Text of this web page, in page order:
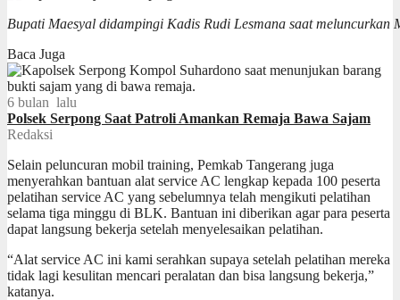
Bupati Maesyal didampingi Kadis Rudi Lesmana saat meluncurkan
Baca Juga
6 bulan lalu
Polsek Serpong Saat Patroli Amankan Remaja Bawa Sajam
Redaksi
Selain peluncuran mobil training, Pemkab Tangerang juga
menyerahkan bantuan alat service AC lengkap kepada 100 peserta
pelatihan service AC yang sebelumnya telah mengikuti pelatihan
selama tiga minggu di BLK. Bantuan ini diberikan agar para peserta
dapat langsung bekerja setelah menyelesaikan pelatihan.
“Alat service AC ini kami serahkan supaya setelah pelatihan mereka
tidak lagi kesulitan mencari peralatan dan bisa langsung bekerja,”
katanya.